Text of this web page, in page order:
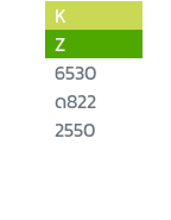
K
Z
6530
ด822
2550